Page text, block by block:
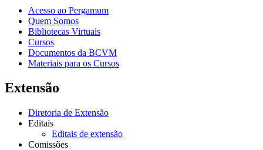
Acesso ao Pergamum
Quem Somos
Bibliotecas Virtuais
Cursos
Documentos da BCVM
Materiais para os Cursos
Extensão
Diretoria de Extensão
Editais
Editais de extensão
Comissões